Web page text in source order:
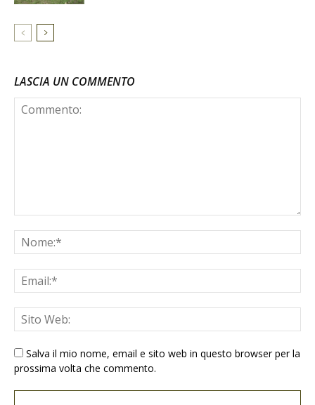
LASCIA UN COMMENTO
Salva il mio nome, email e sito web in questo browser per la
prossima volta che commento.